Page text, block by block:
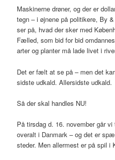
Maskinerne drøner, og der er
tegn – i øjnene på politikere, By
ser på, hvad der sker med
Fælled, som bid for bid
arter og planter må lade livet i
Det er fælt at se på – men det
sidste udkald. Allersidste udkald.
Så der skal handles NU!
På tirsdag d. 16. november går
overalt i Danmark – og det er
steder. Men allermest er på spil i